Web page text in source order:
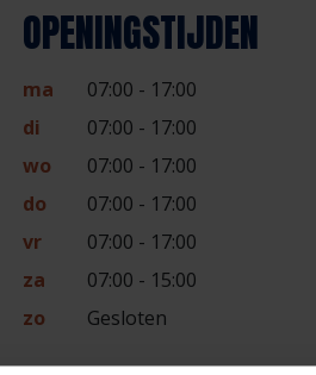
OPENINGSTIJDEN
ma
07:00 - 17:00
di
07:00 - 17:00
wo
07:00 - 17:00
do
07:00 - 17:00
vr
07:00 - 17:00
za
07:00 - 15:00
zo
Gesloten